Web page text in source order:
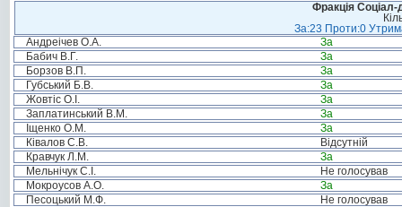
Фракція Соціал-
За:23 Проти:0
Андреічев О.А.
За
Бабич В.Г.
За
Борзов В.П.
За
Губський Б.В.
За
Жовтіс О.І.
За
Заплатинський В.М.
За
Іщенко О.М.
За
Ківалов С.В.
Відсутній
Кравчук Л.М.
За
Мельнічук С.І.
Не голосував
Мокроусов А.О.
За
Песоцький М.Ф.
Не голосував